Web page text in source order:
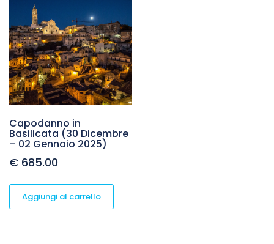
Capodanno in
Basilicata (30 Dicembre
– 02 Gennaio 2025)
€ 685.00
Aggiungi al carrello